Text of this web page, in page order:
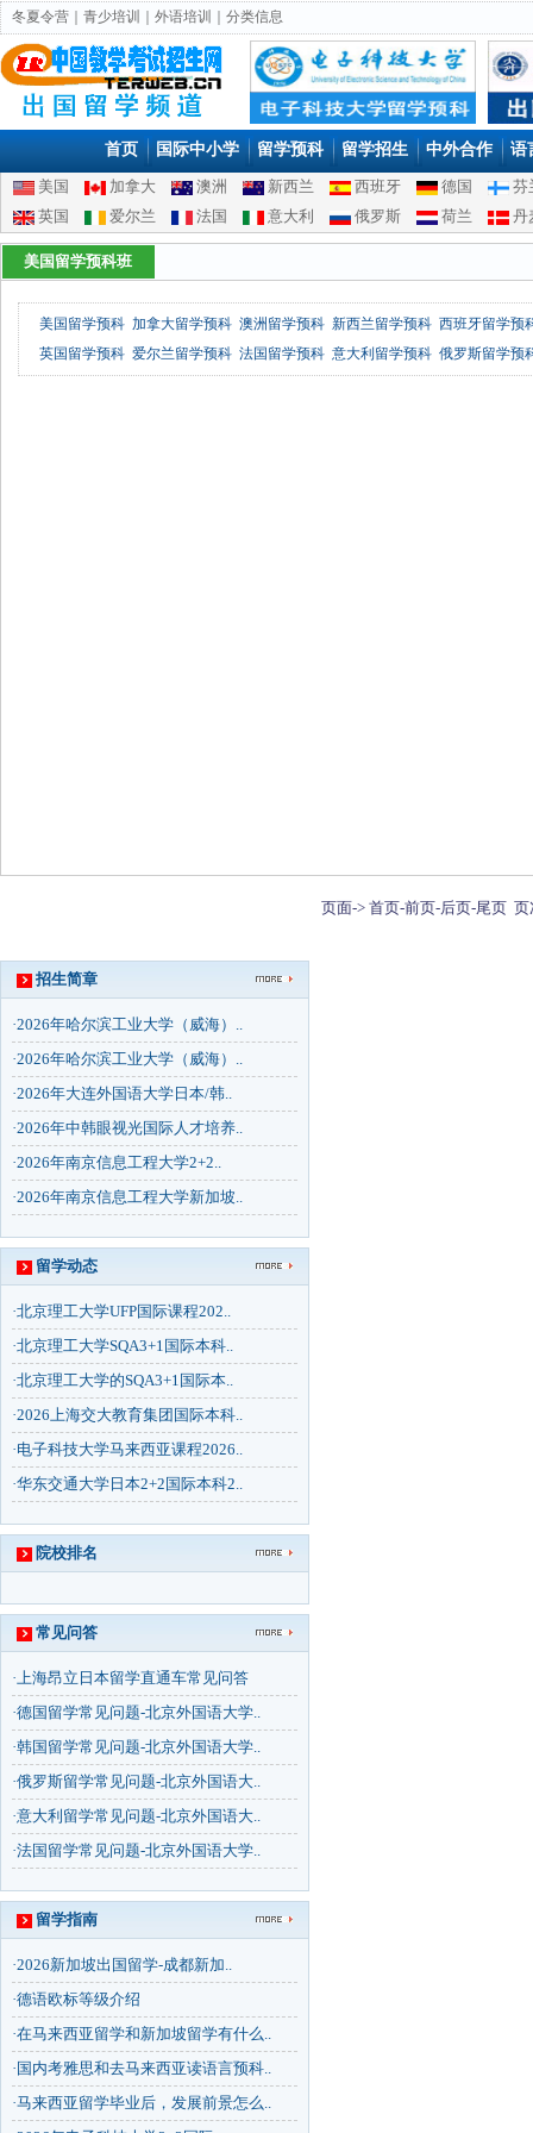
冬夏令营 青少培训 外语培训 分类信息
首页 国际中小学 留学预科 留学招生 中外合作 语
美国 加拿大 澳洲 新西兰 西班牙 德国
芬
英国
爱尔兰 法国 意大利 俄罗斯 荷兰 丹
美国留学预科班
美国留学预科 加拿大留学预科 澳洲留学预科 新西兰留学预科 西班牙留学
英国留学预科 爱尔兰留学预科 法国留学预科 意大利留学预科 俄罗斯留学预
页面-> 首页-前页-后页-尾页 页
招生简章
·2026年哈尔滨工业大学（威海）..
·2026年哈尔滨工业大学（威海）..
·2026年大连外国语大学日本/韩..
·2026年中韩眼视光国际人才培养..
·2026年南京信息工程大学2+2..
·2026年南京信息工程大学新加坡..
留学动态
·北京理工大学UFP国际课程202..
·北京理工大学SQA3+1国际本科..
·北京理工大学的SQA3+1国际本..
·2026上海交大教育集团国际本科..
·电子科技大学马来西亚课程2026..
·华东交通大学日本2+2国际本科2..
院校排名
常见问答
·上海昂立日本留学直通车常见问答
·德国留学常见问题-北京外国语大学..
·韩国留学常见问题-北京外国语大学..
·俄罗斯留学常见问题-北京外国语大..
·意大利留学常见问题-北京外国语大..
·法国留学常见问题-北京外国语大学..
留学指南
·2026新加坡出国留学-成都新加..
·德语欧标等级介绍
·在马来西亚留学和新加坡留学有什么..
· 国内考雅思和去马来西亚读语言预科..
·马来西亚留学毕业后，发展前景怎么..